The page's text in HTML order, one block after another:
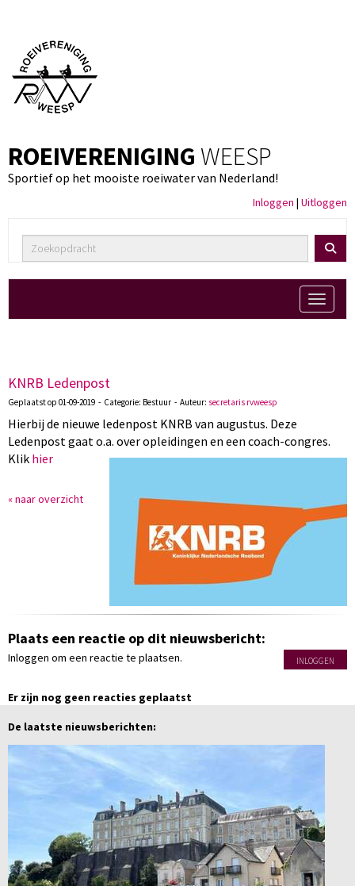
ROEIVERENIGING WEESP
Sportief op het mooiste roeiwater van Nederland!
Inloggen | Uitloggen
Toggle
KNRB Ledenpost
Geplaatst op 01-09-2019 - Categorie: Bestuur - Auteur: secretaris rvweesp
Hierbij de nieuwe ledenpost KNRB van augustus. Deze
Ledenpost gaat o.a. over opleidingen en een coach-congres.
Klik hier
« naar overzicht
Plaats een reactie op dit nieuwsbericht:
Inloggen om een reactie te plaatsen. INLOGGEN
Er zijn nog geen reacties geplaatst
De laatste nieuwsberichten: